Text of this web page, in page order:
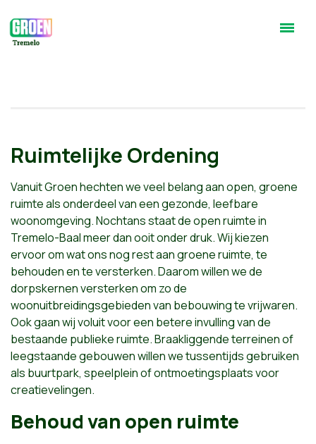
Ruimtelijke Ordening
Vanuit Groen hechten we veel belang aan open, groene
ruimte als onderdeel van een gezonde, leefbare
woonomgeving. Nochtans staat de open ruimte in
Tremelo-Baal meer dan ooit onder druk. Wij kiezen
ervoor om wat ons nog rest aan groene ruimte, te
behouden en te versterken. Daarom willen we de
dorpskernen versterken om zo de
woonuitbreidingsgebieden van bebouwing te vrijwaren.
Ook gaan wij voluit voor een betere invulling van de
bestaande publieke ruimte. Braakliggende terreinen of
leegstaande gebouwen willen we tussentijds gebruiken
als buurtpark, speelplein of ontmoetingsplaats voor
creatievelingen.
Behoud van open ruimte